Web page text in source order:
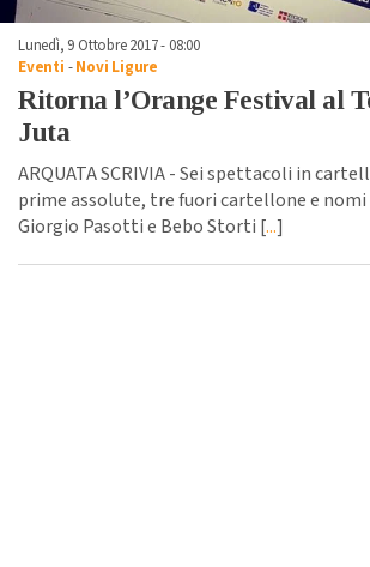
Lunedì, 9 Ottobre 2017 - 08:00
Eventi -Novi Ligure
Ritorna l’Orange Festival al
Juta
ARQUATA SCRIVIA - Sei spettacoli in
prime assolute, tre fuori cartellone e nomi
Giorgio Pasotti e Bebo Storti [...]